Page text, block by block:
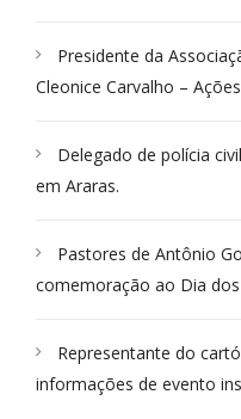
Presidente da
Cleonice Carvalho –
Delegado de polícia
em Araras.
Pastores de Antônio
comemoração ao Dia dos
Representante do
informações de evento